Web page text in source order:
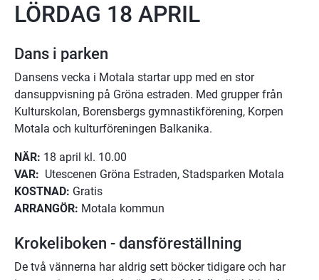
LÖRDAG 18 APRIL
Dans i parken
Dansens vecka i Motala startar upp med en stor
dansuppvisning på Gröna estraden. Med grupper från
Kulturskolan, Borensbergs gymnastikförening, Korpen
Motala och kulturföreningen Balkanika.
NÄR: 18 april kl. 10.00
VAR: Utescenen Gröna Estraden, Stadsparken Motala
KOSTNAD: Gratis
ARRANGÖR: Motala kommun
Krokeliboken - dansföreställning
De två vännerna har aldrig sett böcker tidigare och har